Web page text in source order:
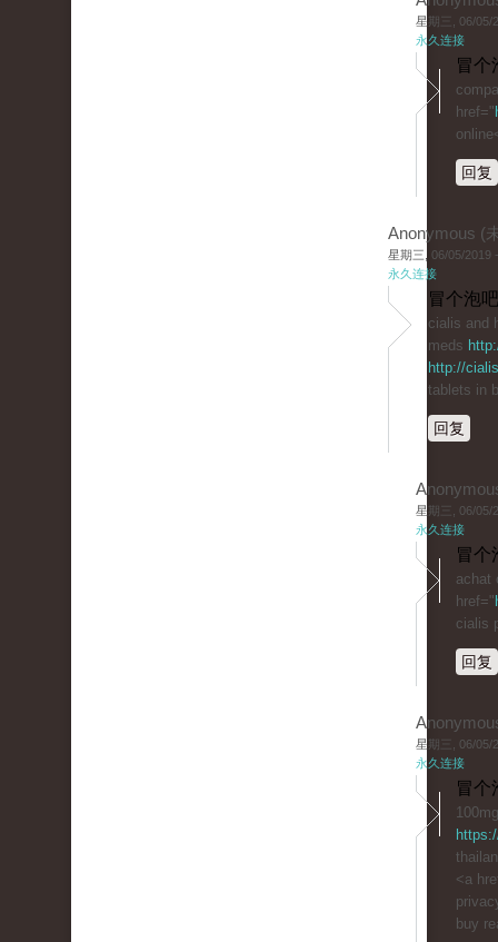
星期三, 06/05/
永久连接
冒个
href="
回复
Anonymous (
星期三, 06/05/2019
永久连接
冒个泡
cialis and
meds
http://
tablets in
回复
星期三, 06/05/
永久连接
冒个
achat
href="
cialis
回复
星期三, 06/05/
永久连接
冒个
<a
buy